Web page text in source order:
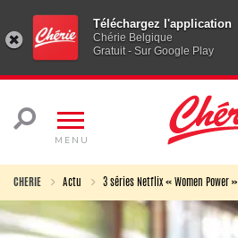
Téléchargez l'application
Chérie Belgique
Gratuit - Sur Google Play
MENU
CHERIE Actu 3 séries Netflix « Women Power »